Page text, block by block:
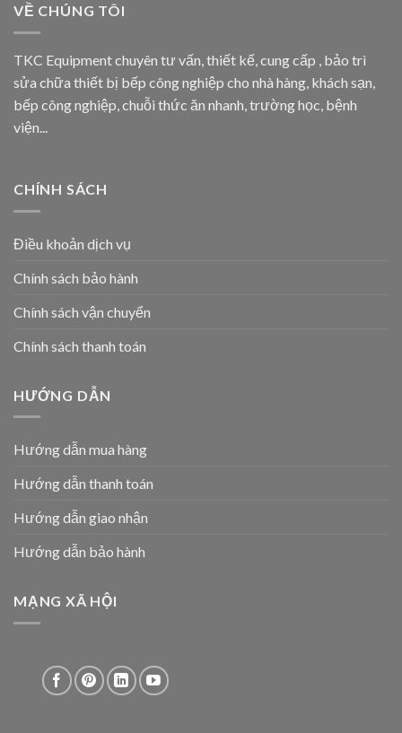
VỀ CHÚNG TÔI
TKC Equipment chuyên tư vấn, thiết kế, cung cấp , bảo trì
sửa chữa thiết bị bếp công nghiệp cho nhà hàng, khách sạn,
bếp công nghiệp, chuỗi thức ăn nhanh, trường học, bệnh
viện...
CHÍNH SÁCH
Điều khoản dịch vụ
Chính sách bảo hành
Chính sách vận chuyển
Chính sách thanh toán
HƯỚNG DẪN
Hướng dẫn mua hàng
Hướng dẫn thanh toán
Hướng dẫn giao nhận
Hướng dẫn bảo hành
MẠNG XÃ HỘI